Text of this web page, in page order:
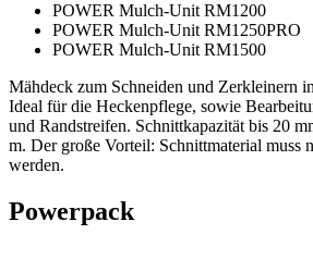
POWER Mulch-Unit RM1200
POWER Mulch-Unit RM1250PRO
POWER Mulch-Unit RM1500
Mähdeck zum Schneiden und Zerkleinern
Ideal für die Heckenpflege, sowie
und Randstreifen. Schnittkapazität bis 20
m. Der große Vorteil: Schnittmaterial muss
werden.
Powerpack